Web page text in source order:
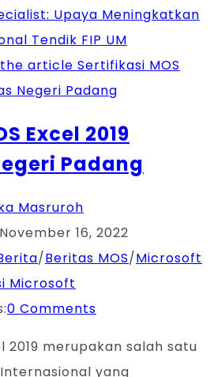
Upaya Meningkatkan
Tendik FIP UM
Excel 2019
Padang
Masruroh
November 16, 2022
/Beritas MOS/Microsoft
Microsoft
0 Comments
2019 merupakan salah satu
yang